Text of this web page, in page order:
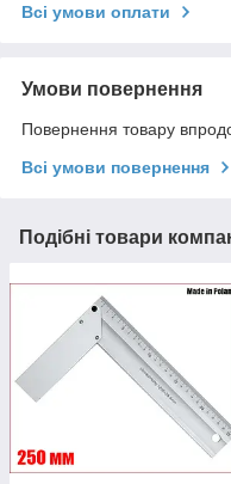
Всі умови оплати
Умови повернення
Повернення товару
Всі умови повернення
Подібні товари